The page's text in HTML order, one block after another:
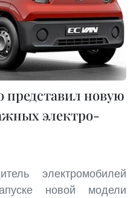
новую
электро-
электромобилей
новой модели